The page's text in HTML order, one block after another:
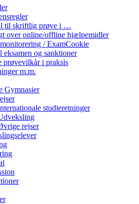
til skriftlig prøve i …
over online/offline hjælpemidler
/ ExamCookie
eksamen og sanktioner
prøvevilkår i praksis
m.m.
Gymnasier
studieretninger
rejser